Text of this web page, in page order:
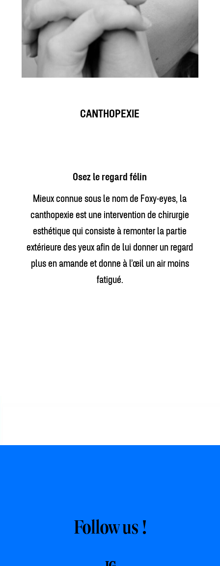
CANTHOPEXIE
Osez le regard félin
Mieux connue sous le nom de Foxy-eyes, la
canthopexie est une intervention de chirurgie
esthétique qui consiste à remonter la partie
extérieure des yeux afin de lui donner un regard
plus en amande et donne à l’œil un air moins
fatigué.
Follow us !